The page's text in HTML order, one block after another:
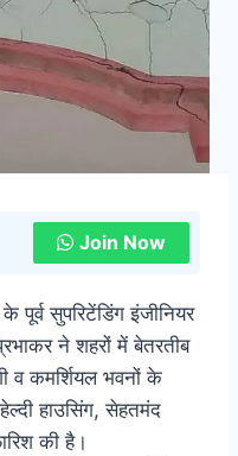
Join Now
के पूर्व सुपरिटेंडिंग इंजीनियर
ने शहरों में बेतरतीब
व कमर्शियल भवनों के
हाउसिंग, सेहतमंद
की है।